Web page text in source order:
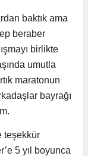
baktık ama
beraber
birlikte
umutla
maratonun
bayrağı
teşekkür
5 yıl boyunca